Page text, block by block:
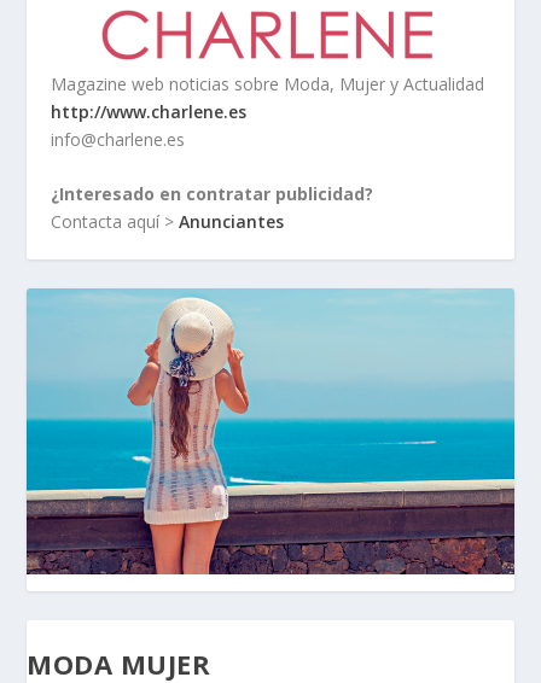
Magazine web noticias sobre Moda, Mujer y Actualidad
http://www.charlene.es
info@charlene.es
¿Interesado en contratar publicidad?
Contacta aquí >Anunciantes
MODA MUJER